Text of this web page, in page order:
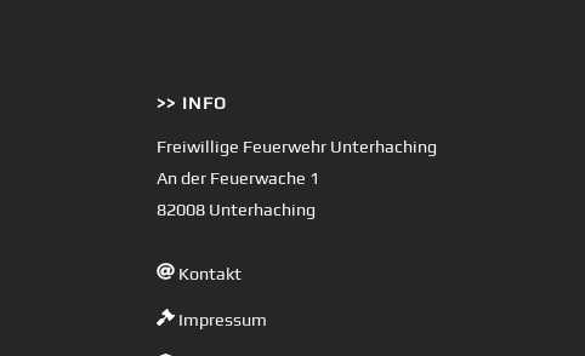
>> INFO
Freiwillige Feuerwehr Unterhaching
An der Feuerwache 1
82008 Unterhaching
Kontakt
Impressum